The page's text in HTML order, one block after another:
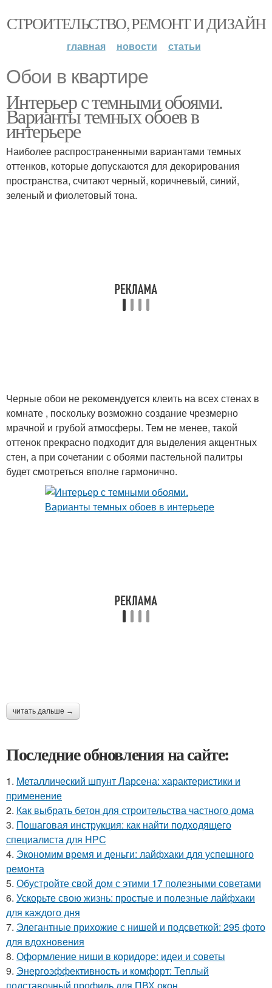
СТРОИТЕЛЬСТВО, РЕМОНТ И ДИЗАЙН
главная новости статьи
Обои в квартире
Интерьер с темными обоями.
Варианты темных обоев в
интерьере
Наиболее распространенными вариантами темных
оттенков, которые допускаются для декорирования
пространства, считают черный, коричневый, синий,
зеленый и фиолетовый тона.
Черные обои не рекомендуется клеить на всех стенах в
комнате , поскольку возможно создание чрезмерно
мрачной и грубой атмосферы. Тем не менее, такой
оттенок прекрасно подходит для выделения акцентных
стен, а при сочетании с обоями пастельной палитры
будет смотреться вполне гармонично.
читать дальше →
Последние обновления на сайте:
1. Металлический шпунт Ларсена: характеристики и
применение
2. Как выбрать бетон для строительства частного дома
3. Пошаговая инструкция: как найти подходящего
специалиста для НРС
4. Экономим время и деньги: лайфхаки для успешного
ремонта
5. Обустройте свой дом с этими 17 полезными советами
6. Ускорьте свою жизнь: простые и полезные лайфхаки
для каждого дня
7. Элегантные прихожие с нишей и подсветкой: 295 фото
для вдохновения
8. Оформление ниши в коридоре: идеи и советы
9. Энергоэффективность и комфорт: Теплый